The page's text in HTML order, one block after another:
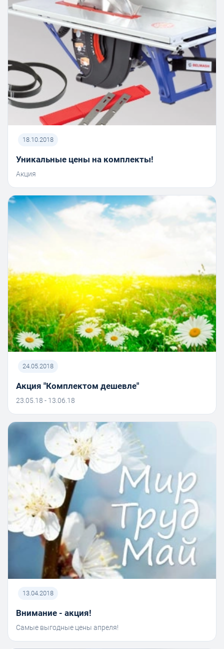
18.10.2018
Уникальные цены на комплекты!
Акция
24.05.2018
Акция "Комплектом дешевле"
23.05.18 - 13.06.18
13.04.2018
Внимание - акция!
Самые выгодные цены апреля!